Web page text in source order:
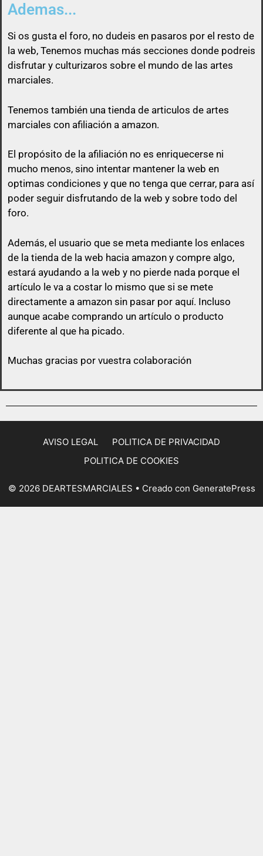
Ademas...
Si os gusta el foro, no dudeis en pasaros por el resto de
la web, Tenemos muchas más secciones donde podreis
disfrutar y culturizaros sobre el mundo de las artes
marciales.
Tenemos también una tienda de articulos de artes
marciales con afiliación a amazon.
El propósito de la afiliación no es enriquecerse ni
mucho menos, sino intentar mantener la web en
optimas condiciones y que no tenga que cerrar, para así
poder seguir disfrutando de la web y sobre todo del
foro.
Además, el usuario que se meta mediante los enlaces
de la tienda de la web hacia amazon y compre algo,
estará ayudando a la web y no pierde nada porque el
artículo le va a costar lo mismo que si se mete
directamente a amazon sin pasar por aquí. Incluso
aunque acabe comprando un artículo o producto
diferente al que ha picado.
Muchas gracias por vuestra colaboración
AVISO LEGAL
POLITICA DE PRIVACIDAD
POLITICA DE COOKIES
© 2026 DEARTESMARCIALES • Creado con GeneratePress